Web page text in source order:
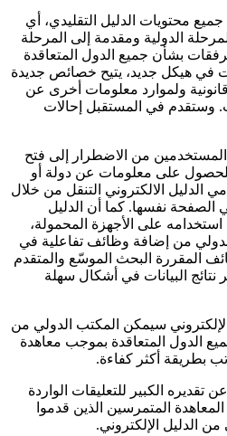
محتويات الدليل التقليدي، أي
الدولية ومقدمة إلى المرحلة
بشأن جميع الدول المتعاقدة
في هيكل جديد، يتيح خصائص جديدة
ولموارد معلومات أخرى عن
وستقدم في المستقبل إحالات
المستخدمين من الاضطرار إلى فتح
على معلومات عن دولة أو
الالكتروني التنقل من خلال
الصفحة نفسها. كما أن الدليل
استخدامه على الأجهزة المحمولة،
من إضافة وظائف تفاعلية في
المقررة البحث الموسّع والمتقدم
نتائج البيانات في أشكال سهلة
سيمكن المكتب الدولي من
الدول المتعاقدة بموجب معاهدة
بطريقة أكثر كفاءة.
تقديره الكبير للتعليقات الواردة
المتمرسين الذين قدموا
الدليل الإلكتروني.